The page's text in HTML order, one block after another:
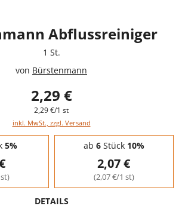
Abflussreiniger
1 St.
von Bürstenmann
2,29 €
2,29 €/1 st
inkl. MwSt., zzgl. Versand
5% ab 6Stück 10%
2,07 €
(2,07 €/1 st)
DETAILS